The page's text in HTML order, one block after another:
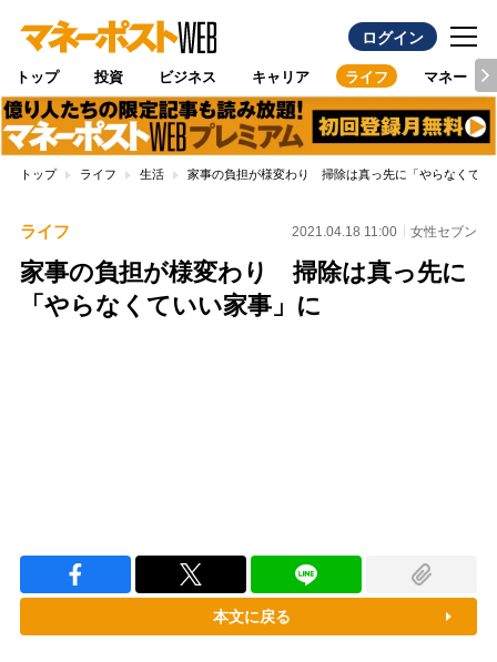
ログイン
トップ 投資 ビジネス キャリア ライフ マネー
トップ ライフ 生活 家事の負担が様変わり 掃除は真っ先に「やらなくてい
ライフ 2021.04.18 11:00 女性セブン
家事の負担が様変わり 掃除は真っ先に
「やらなくていい家事」に
本文に戻る